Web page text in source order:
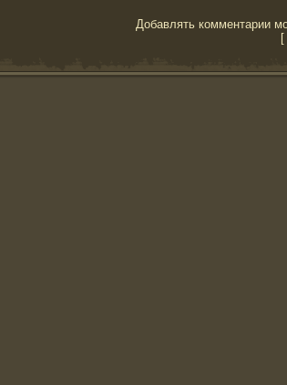
Добавлять комментарии
[